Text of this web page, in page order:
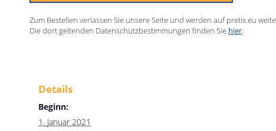
Zum Bestellen verlassen Sie unsere Seite und werden auf pretix.eu
Die dort geltenden Datenschutzbestimmungen finden Sie hier.
Details
Beginn:
1. Januar 2021